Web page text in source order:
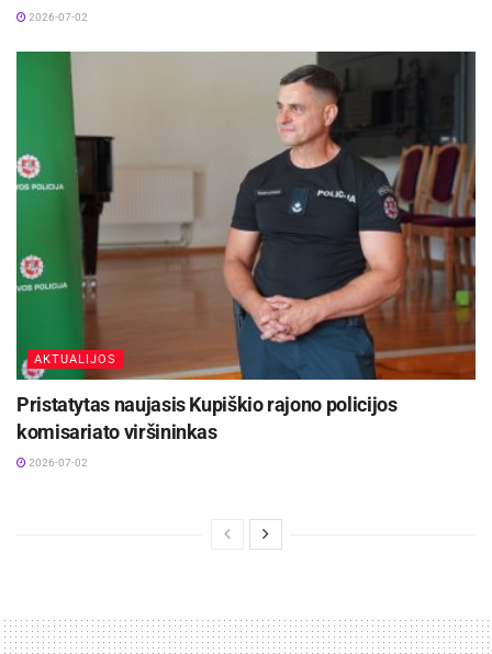
2026-07-02
AKTUALIJOS
Pristatytas naujasis Kupiškio rajono policijos
komisariato viršininkas
2026-07-02